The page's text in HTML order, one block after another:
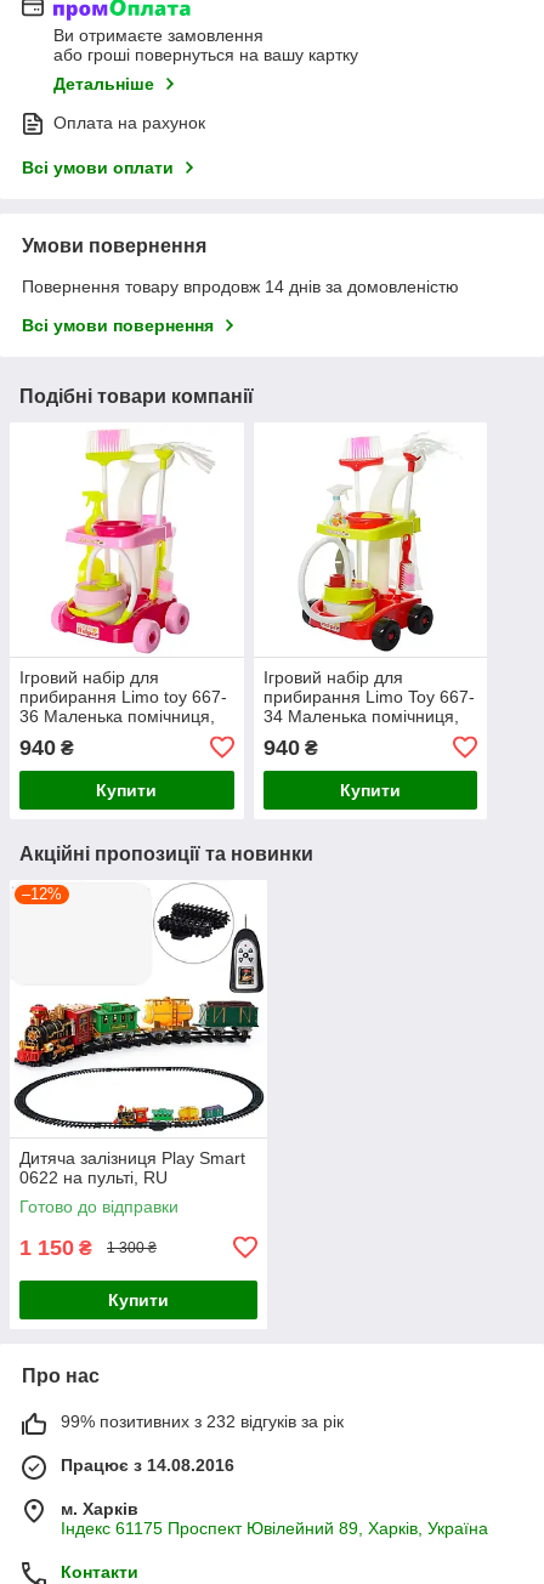
Ви отримаєте замовлення
або гроші повернуться на вашу картку
Детальніше
Оплата на рахунок
Всі умови оплати
Умови повернення
Повернення товару впродовж 14 днів за домовленістю
Всі умови повернення
Подібні товари компанії
Ігровий набір для
прибирання Limo toy 667-
36 Маленька помічниця,
940 ₴
Купити
Ігровий набір для
прибирання Limo Toy 667-
34 Маленька помічниця,
940₴
Купити
Акційні пропозиції та новинки
–12%
Дитяча залізниця Play Smart
0622 на пульті, RU
Готово до відправки
1 150 ₴ 1 300 ₴
Купити
Про нас
99% позитивних з 232 відгуків за рік
Працює з 14.08.2016
м. Харків
Індекс 61175 Проспект Ювілейний 89, Харків, Україна
Контакти